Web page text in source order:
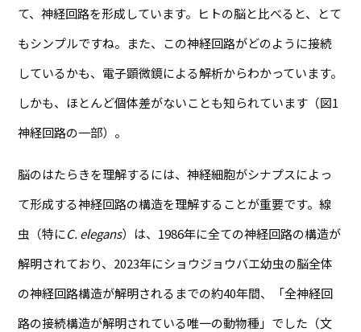
て、神経回路を形成しています。ヒトの脳と比べると、とて
もシンプルですね。また、この神経回路がどのように接続
しているかも、電子顕微鏡による解析からわかっています。
しかも、ほとんど個体差がないことも知られています（図1
神経回路の一部）。
脳のはたらきを理解するには、神経細胞がシナプスによっ
て形成する神経回路の構造を理解することが重要です。線
虫（特にC. elegans）は、1986年に全ての神経回路の構造が
解明されており、2023年にショウジョウバエ幼虫の脳全体
の神経回路構造が解明されるまでの約40年間、「全神経回
路の接続構造が解明されている唯一の動物種」でした（文